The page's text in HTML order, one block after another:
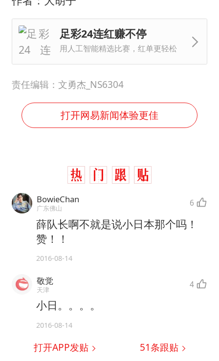
足彩24连红赚不停
用人工智能精选比赛，红单更轻松
责任编辑：文勇杰_NS6304
打开网易新闻体验更佳
BowieChan
广东佛山 6
薛队长啊不就是说小日本那个吗！
赞！！
2016-08-14
敬觉
天津 4
小日。。。。
2016-08-14
打开APP发贴 51条跟贴